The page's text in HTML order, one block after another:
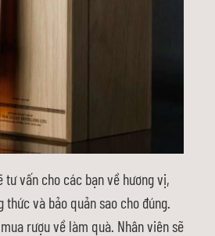
tư vấn cho các bạn về hương vị,
và bảo quản sao cho đúng.
rượu về làm quà. Nhân viên sẽ